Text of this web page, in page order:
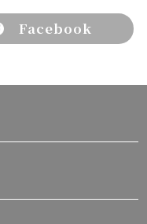
Facebook